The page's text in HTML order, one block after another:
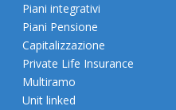
Piani integrativi
Piani Pensione
Capitalizzazione
Private Life Insurance
Multiramo
Unit linked